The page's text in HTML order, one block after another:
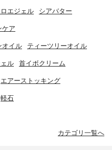
エジェル シアバター
ケア
オイル ティーツリーオイル
ル 首イボクリーム
エアーストッキング
軽石
カテゴリ一覧へ